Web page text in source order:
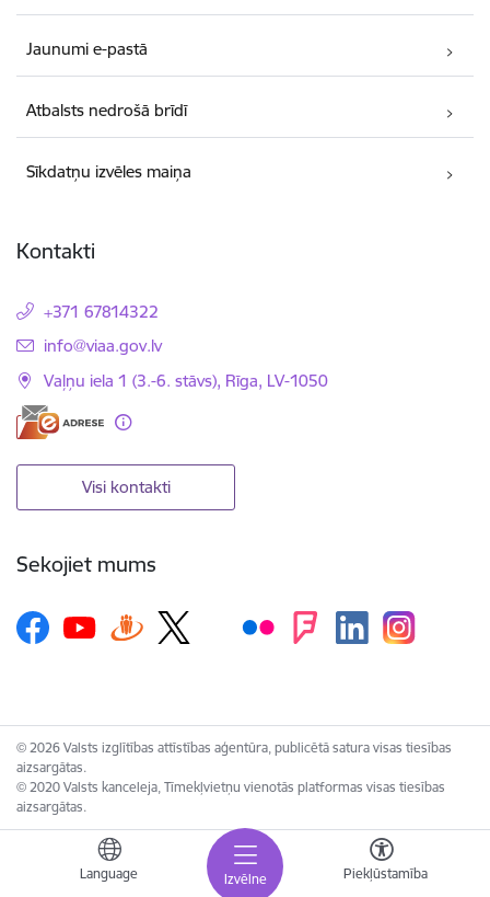
Izvēlne
Language Piekļūstamība
Jaunumi e-pastā
Atbalsts nedrošā brīdī
Sīkdatņu izvēles maiņa
Kontakti
+371 67814322
E-pasts:
info@viaa.gov.lv
Vaļņu iela 1 (3.-6. stāvs), Rīga, LV-1050
Visi kontakti
Sekojiet mums
© 2026 Valsts izglītības attīstības aģentūra, publicētā satura visas tiesības
aizsargātas.
© 2020 Valsts kanceleja, Tīmekļvietņu vienotās platformas visas tiesības
aizsargātas.